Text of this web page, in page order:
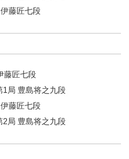
藤匠七段
藤匠七段
局 豊島将之九段
藤匠七段
局 豊島将之九段